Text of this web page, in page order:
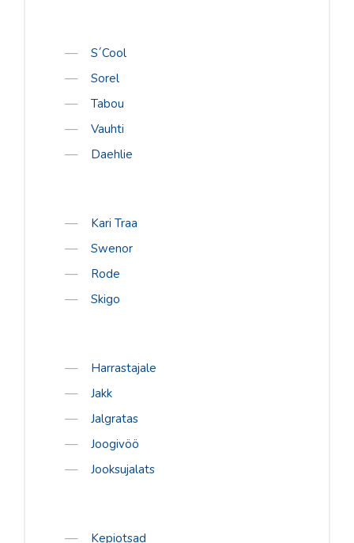
S´Cool
Sorel
Tabou
Vauhti
Daehlie
Kari Traa
Swenor
Rode
Skigo
Harrastajale
Jakk
Jalgratas
Joogivöö
Jooksujalats
Kepiotsad
Johaug
LillSport
Vauhti
Skigo
TEENUSED
Suuskade hooldus